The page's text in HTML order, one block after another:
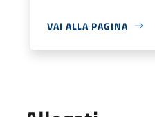
VAI ALLA PAGINA